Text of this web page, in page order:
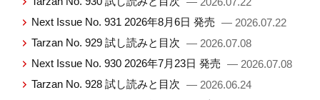
Next Issue No. 931 2026年8月6日 発売 — 2026.07.22
Tarzan No. 929 試し読みと目次 — 2026.07.08
Next Issue No. 930 2026年7月23日 発売 — 2026.07.08
Tarzan No. 928 試し読みと目次 — 2026.06.24